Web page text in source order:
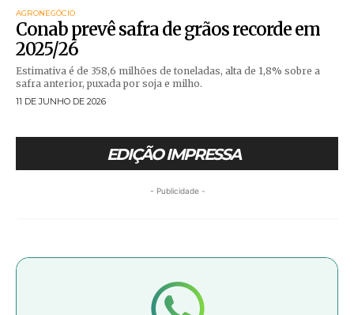
AGRONEGÓCIO
Conab prevê safra de grãos recorde em
2025/26
Estimativa é de 358,6 milhões de toneladas, alta de 1,8% sobre a
safra anterior, puxada por soja e milho.
11 DE JUNHO DE 2026
EDIÇÃO IMPRESSA
- Publicidade -